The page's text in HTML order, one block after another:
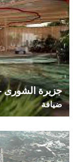
جزيرة الشورى -
ضيافة